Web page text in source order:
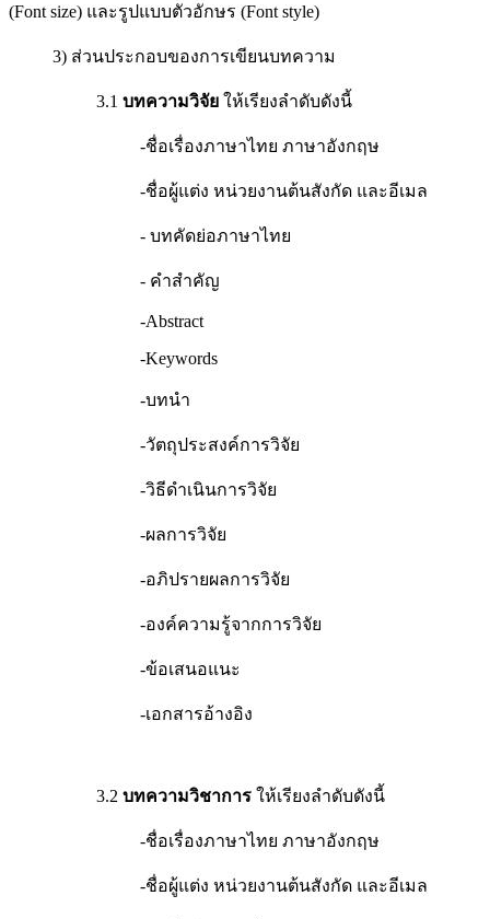
(Font size) และรูปแบบตัวอักษร (Font style)
3) ส่วนประกอบของการเขียนบทความ
3.1 บทความวิจัย ให้เรียงลำดับดังนี้
-ชื่อเรื่องภาษาไทย ภาษาอังกฤษ
-ชื่อผู้แต่ง หน่วยงานต้นสังกัด และอีเมล
- บทคัดย่อภาษาไทย
- คำสำคัญ
-Abstract
-Keywords
-บทนำ
-วัตถุประสงค์การวิจัย
-วิธีดำเนินการวิจัย
-ผลการวิจัย
-อภิปรายผลการวิจัย
-องค์ความรู้จากการวิจัย
-ข้อเสนอแนะ
-เอกสารอ้างอิง
3.2 บทความวิชาการ ให้เรียงลำดับดังนี้
-ชื่อเรื่องภาษาไทย ภาษาอังกฤษ
-ชื่อผู้แต่ง หน่วยงานต้นสังกัด และอีเมล